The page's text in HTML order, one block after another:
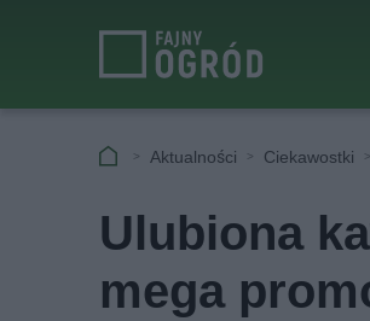
Aktualności Ciekawostki
Ulubiona
mega